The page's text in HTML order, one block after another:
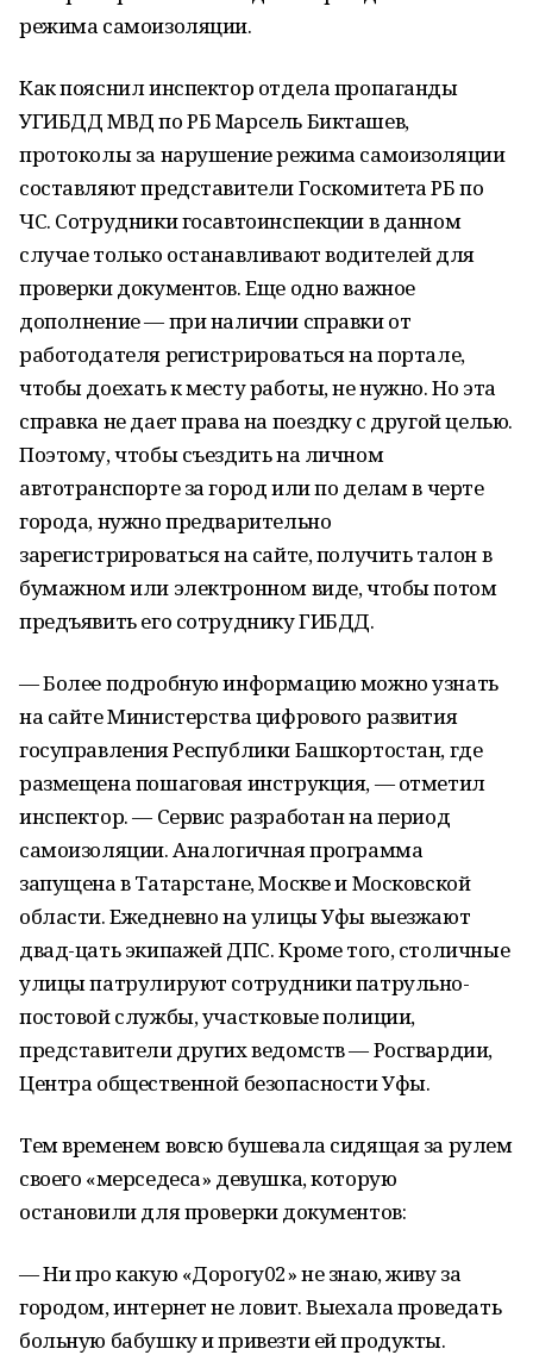
режима самоизоляции.
Как пояснил инспектор отдела пропаганды
УГИБДД МВД по РБ Марсель Бикташев,
протоколы за нарушение режима самоизоляции
составляют представители Госкомитета РБ по
ЧС. Сотрудники госавтоинспекции в данном
случае только останавливают водителей для
проверки документов. Еще одно важное
дополнение — при наличии справки от
работодателя регистрироваться на портале,
чтобы доехать к месту работы, не нужно. Но эта
справка не дает права на поездку с другой целью.
Поэтому, чтобы съездить на личном
автотранспорте за город или по делам в черте
города, нужно предварительно
зарегистрироваться на сайте, получить талон в
бумажном или электронном виде, чтобы потом
предъявить его сотруднику ГИБДД.
— Более подробную информацию можно узнать
на сайте Министерства цифрового развития
госуправления Республики Башкортостан, где
размещена пошаговая инструкция, — отметил
инспектор. — Сервис разработан на период
самоизоляции. Аналогичная программа
запущена в Татарстане, Москве и Московской
области. Ежедневно на улицы Уфы выезжают
двад-цать экипажей ДПС. Кроме того, столичные
улицы патрулируют сотрудники патрульно-
постовой службы, участковые полиции,
представители других ведомств — Росгвардии,
Центра общественной безопасности Уфы.
Тем временем вовсю бушевала сидящая за рулем
своего «мерседеса» девушка, которую
остановили для проверки документов:
— Ни про какую «Дорогу02» не знаю, живу за
городом, интернет не ловит. Выехала проведать
больную бабушку и привезти ей продукты.